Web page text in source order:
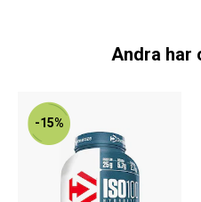
Andra har
-15%